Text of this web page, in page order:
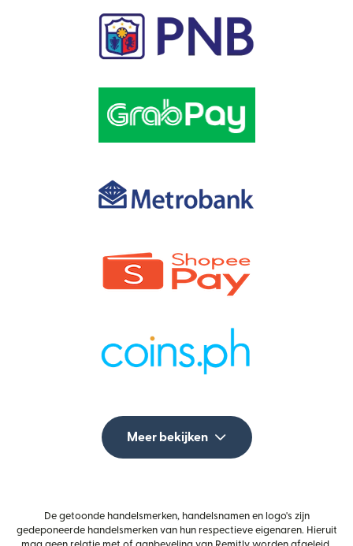
Meer bekijken
De getoonde handelsmerken, handelsnamen en logo's zijn
gedeponeerde handelsmerken van hun respectieve eigenaren. Hieruit